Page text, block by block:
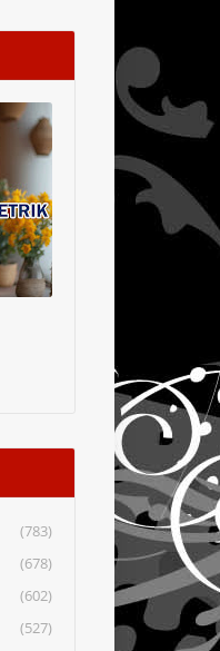
(783)
(678)
(602)
(527)